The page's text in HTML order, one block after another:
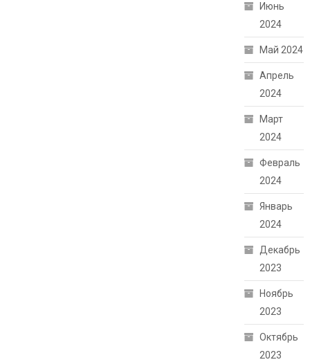
Июнь
2024
Май 2024
Апрель
2024
Март
2024
Февраль
2024
Январь
2024
Декабрь
2023
Ноябрь
2023
Октябрь
2023